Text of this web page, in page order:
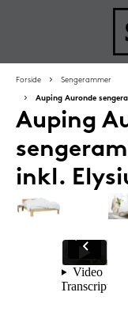
Lixra moskusdundyne
Forside Sengerammer
Auping Auronde
Auping
inkl.